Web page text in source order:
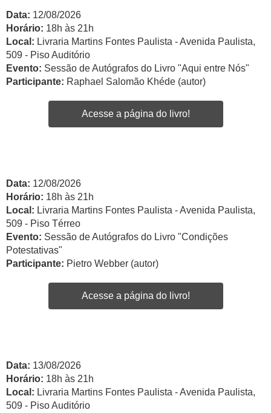
Data: 12/08/2026
Horário: 18h às 21h
Local: Livraria Martins Fontes Paulista - Avenida Paulista,
509 - Piso Auditório
Evento: Sessão de Autógrafos do Livro "Aqui entre Nós"
Participante: Raphael Salomão Khéde (autor)
Acesse a página do livro!
Data: 12/08/2026
Horário: 18h às 21h
Local: Livraria Martins Fontes Paulista - Avenida Paulista,
509 - Piso Térreo
Evento: Sessão de Autógrafos do Livro "Condições
Potestativas"
Participante: Pietro Webber (autor)
Acesse a página do livro!
Data: 13/08/2026
Horário: 18h às 21h
Local: Livraria Martins Fontes Paulista - Avenida Paulista,
509 - Piso Auditório